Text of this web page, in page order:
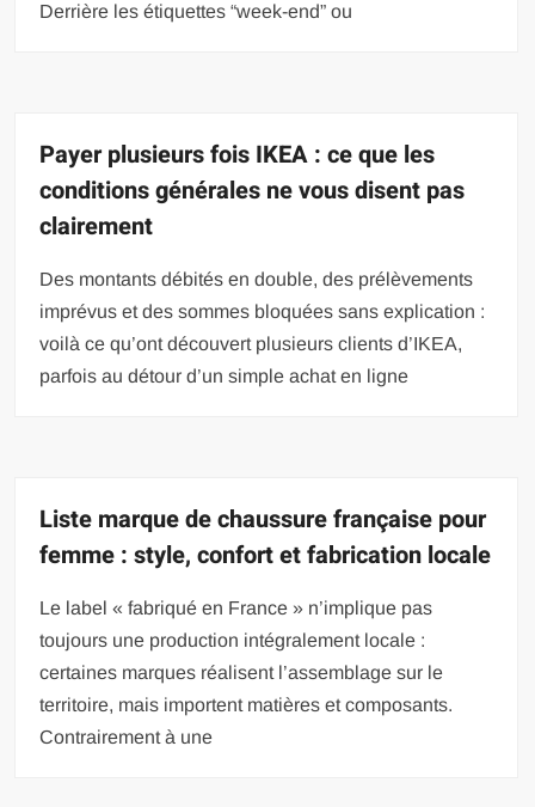
Derrière les étiquettes “week-end” ou
Payer plusieurs fois IKEA : ce que les
conditions générales ne vous disent pas
clairement
Des montants débités en double, des prélèvements
imprévus et des sommes bloquées sans explication :
voilà ce qu’ont découvert plusieurs clients d’IKEA,
parfois au détour d’un simple achat en ligne
Liste marque de chaussure française pour
femme : style, confort et fabrication locale
Le label « fabriqué en France » n’implique pas
toujours une production intégralement locale :
certaines marques réalisent l’assemblage sur le
territoire, mais importent matières et composants.
Contrairement à une